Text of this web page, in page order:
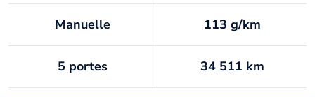
Manuelle 113 g/km
5 portes 34 511 km